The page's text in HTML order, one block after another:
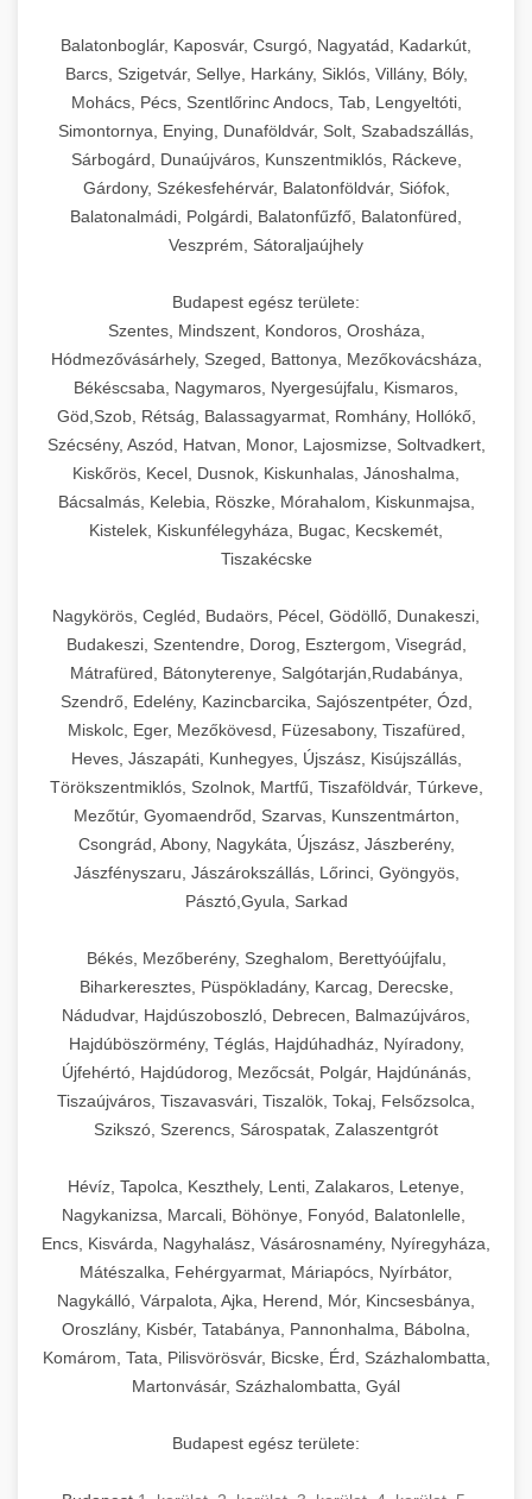
Balatonboglár, Kaposvár, Csurgó, Nagyatád, Kadarkút,
Barcs, Szigetvár, Sellye, Harkány, Siklós, Villány, Bóly,
Mohács, Pécs, Szentlőrinc Andocs, Tab, Lengyeltóti,
Simontornya, Enying, Dunaföldvár, Solt, Szabadszállás,
Sárbogárd, Dunaújváros, Kunszentmiklós, Ráckeve,
Gárdony, Székesfehérvár, Balatonföldvár, Siófok,
Balatonalmádi, Polgárdi, Balatonfűzfő, Balatonfüred,
Veszprém, Sátoraljaújhely
Budapest egész területe:
Szentes, Mindszent, Kondoros, Orosháza,
Hódmezővásárhely, Szeged, Battonya, Mezőkovácsháza,
Békéscsaba, Nagymaros, Nyergesújfalu, Kismaros,
Göd,Szob, Rétság, Balassagyarmat, Romhány, Hollókő,
Szécsény, Aszód, Hatvan, Monor, Lajosmizse, Soltvadkert,
Kiskőrös, Kecel, Dusnok, Kiskunhalas, Jánoshalma,
Bácsalmás, Kelebia, Röszke, Mórahalom, Kiskunmajsa,
Kistelek, Kiskunfélegyháza, Bugac, Kecskemét,
Tiszakécske
Nagykörös, Cegléd, Budaörs, Pécel, Gödöllő, Dunakeszi,
Budakeszi, Szentendre, Dorog, Esztergom, Visegrád,
Mátrafüred, Bátonyterenye, Salgótarján,Rudabánya,
Szendrő, Edelény, Kazincbarcika, Sajószentpéter, Ózd,
Miskolc, Eger, Mezőkövesd, Füzesabony, Tiszafüred,
Heves, Jászapáti, Kunhegyes, Újszász, Kisújszállás,
Törökszentmiklós, Szolnok, Martfű, Tiszaföldvár, Túrkeve,
Mezőtúr, Gyomaendrőd, Szarvas, Kunszentmárton,
Csongrád, Abony, Nagykáta, Újszász, Jászberény,
Jászfényszaru, Jászárokszállás, Lőrinci, Gyöngyös,
Pásztó,Gyula, Sarkad
Békés, Mezőberény, Szeghalom, Berettyóújfalu,
Biharkeresztes, Püspökladány, Karcag, Derecske,
Nádudvar, Hajdúszoboszló, Debrecen, Balmazújváros,
Hajdúböszörmény, Téglás, Hajdúhadház, Nyíradony,
Újfehértó, Hajdúdorog, Mezőcsát, Polgár, Hajdúnánás,
Tiszaújváros, Tiszavasvári, Tiszalök, Tokaj, Felsőzsolca,
Szikszó, Szerencs, Sárospatak, Zalaszentgrót
Hévíz, Tapolca, Keszthely, Lenti, Zalakaros, Letenye,
Nagykanizsa, Marcali, Böhönye, Fonyód, Balatonlelle,
Encs, Kisvárda, Nagyhalász, Vásárosnamény, Nyíregyháza,
Mátészalka, Fehérgyarmat, Máriapócs, Nyírbátor,
Nagykálló, Várpalota, Ajka, Herend, Mór, Kincsesbánya,
Oroszlány, Kisbér, Tatabánya, Pannonhalma, Bábolna,
Komárom, Tata, Pilisvörösvár, Bicske, Érd, Százhalombatta,
Martonvásár, Százhalombatta, Gyál
Budapest egész területe: